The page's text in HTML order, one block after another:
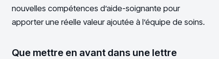
nouvelles compétences d’aide-soignante pour
apporter une réelle valeur ajoutée à l’équipe de soins.
Que mettre en avant dans une lettre